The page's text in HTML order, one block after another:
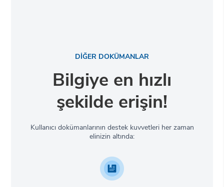
DİĞER DOKÜMANLAR
Bilgiye en hızlı
şekilde erişin!
Kullanıcı dokümanlarının destek kuvvetleri her zaman
elinizin altında: